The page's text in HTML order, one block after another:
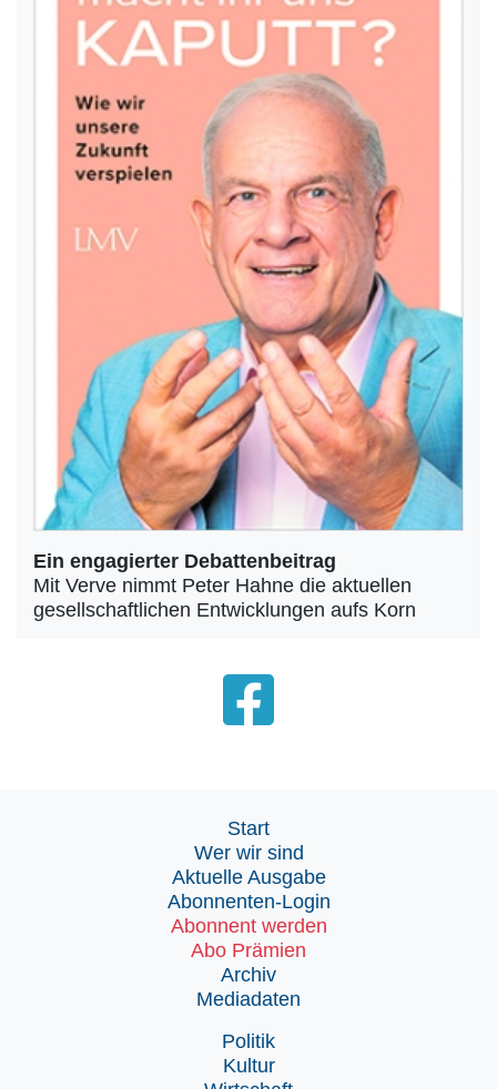
Ein engagierter Debattenbeitrag
Mit Verve nimmt Peter Hahne die aktuellen
gesellschaftlichen Entwicklungen aufs Korn
Start
Wer wir sind
Aktuelle Ausgabe
Abonnenten-Login
Abonnent werden
Abo Prämien
Archiv
Mediadaten
Politik
Kultur